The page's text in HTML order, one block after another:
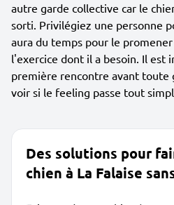
autre garde collective car le
sorti. Privilégiez une personne
aura du temps pour le
l'exercice dont il a besoin. Il est
première rencontre avant toute
voir si le feeling passe tout
Des solutions pour
chien à La Falaise